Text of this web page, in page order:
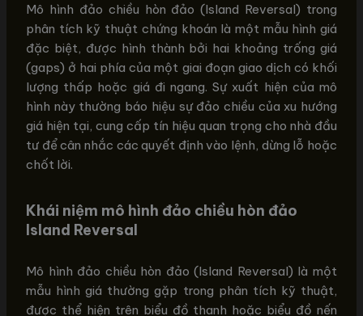
Mô hình đảo chiều hòn đảo (Island Reversal) trong
phân tích kỹ thuật chứng khoán là một mẫu hình giá
đặc biệt, được hình thành bởi hai khoảng trống giá
(gaps) ở hai phía của một giai đoạn giao dịch có khối
lượng thấp hoặc giá đi ngang. Sự xuất hiện của mô
hình này thường báo hiệu sự đảo chiều của xu hướng
giá hiện tại, cung cấp tín hiệu quan trọng cho nhà đầu
tư để cân nhắc các quyết định vào lệnh, dừng lỗ hoặc
chốt lời.
Khái niệm mô hình đảo chiều hòn đảo
Island Reversal
Mô hình đảo chiều hòn đảo (Island Reversal) là một
mẫu hình giá thường gặp trong phân tích kỹ thuật,
được thể hiện trên biểu đồ thanh hoặc biểu đồ nến